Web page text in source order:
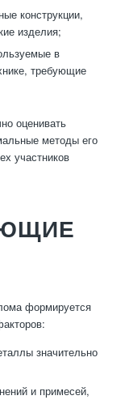
конструкции,
изделия;
в
требующие
оценивать
методы его
участников
формируется
значительно
и примесей,